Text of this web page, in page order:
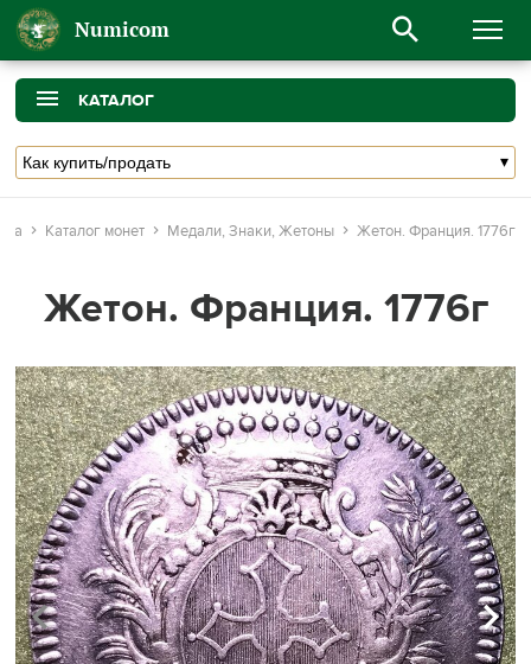
Numicom
КАТАЛОГ
Каталог монет Медали, Знаки, Жетоны Жетон. Франция. 1776г
Жетон. Франция. 1776г
УВЕЛИЧИТЬ